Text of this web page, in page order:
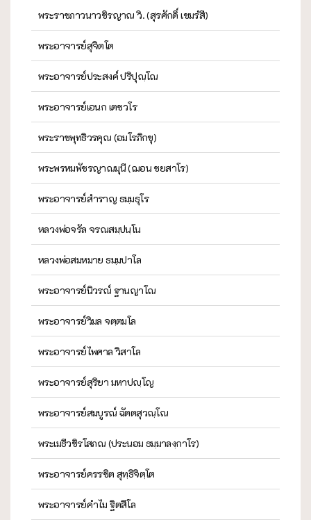
พระราชภาวนาวชิรญาณ วิ. (สุรศักดิ์ เขมรํสี)
พระอาจารย์สุจิตโต
พระอาจารย์ประสงค์ ปริปุณฺโณ
พระอาจารย์เอนก เตชวโร
พระราชพุทธิวรคุณ (อมโรภิกขุ)
พระพรหมพัชรญาณมุนี (ฌอน ชยสาโร)
พระอาจารย์สำราญ ธมฺมธุโร
หลวงพ่อจรัล จรณสมฺปนฺโน
หลวงพ่อสมหมาย ธมฺมปาโล
พระอาจารย์นิวรณ์ ฐานญาโณ
พระอาจารย์วิมล จตฺตมโล
พระอาจารย์ไพศาล วิสาโล
พระอาจารย์สุริยา มหาปญฺโญ
พระอาจารย์สมบูรณ์ ฉัตตสุวณฺโณ
พระเมธีวชิรโสภณ (ประนอม ธมฺมาลงฺกาโร)
พระอาจารย์ครรชิต สุทฺธิจิตฺโต
พระอาจารย์คำไม ฐิตสีโล